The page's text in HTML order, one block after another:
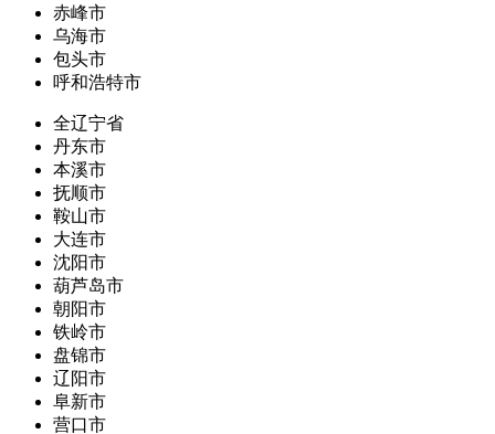
赤峰市
乌海市
包头市
呼和浩特市
全辽宁省
丹东市
本溪市
抚顺市
鞍山市
大连市
沈阳市
葫芦岛市
朝阳市
铁岭市
盘锦市
辽阳市
阜新市
营口市